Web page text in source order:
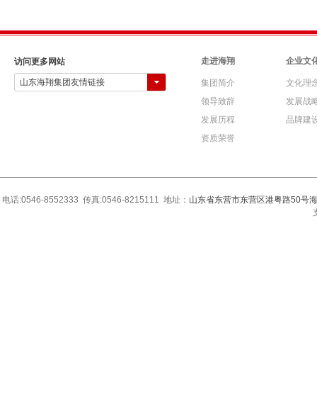
访问更多网站
山东海翔集团友情链接
走进海翔
集团简介
领导致辞
发展历程
资质荣誉
企业文
文化理
发展战
品牌建
电话:0546-8552333 传真:0546-8215111 地址： 山东省东营市东营区港粤路50号